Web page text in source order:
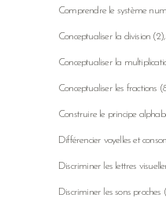
Comprendre le système
Conceptualiser la division (2)
Conceptualiser la
Conceptualiser les fractions
Construire le principe
Différencier voyelles et
Discriminer les lettres
Discriminer les sons proches